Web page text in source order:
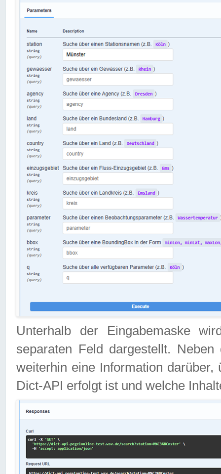
Unterhalb der Eingabemaske
separaten Feld dargestellt.
weiterhin eine Information
Dict-API erfolgt ist und welche